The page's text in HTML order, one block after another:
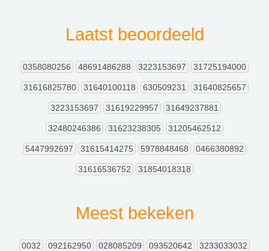
Laatst beoordeeld
0358080256 48691486288 3223153697 31725194000
31616825780 31640100118 630509231 31640825657
3223153697 31619229957 31649237881
32480246386 31623238305 31205462512
5447992697 31615414275 5978848468 0466380892
31616536752 31854018318
Meest bekeken
0032 092162950 028085209 093520642 3233033032